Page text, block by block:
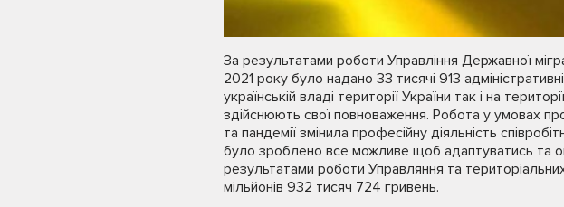
За результатами роботи Управління Державної
2021 року було надано 33 тисячі 913
українській владі території України так і на
здійснюють свої повноваження. Робота у умовах
та пандемії змінила професійну діяльність
було зроблено все можливе щоб адаптуватись та
результатами роботи Управляння та
мільйонів 932 тисяч 724 гривень.